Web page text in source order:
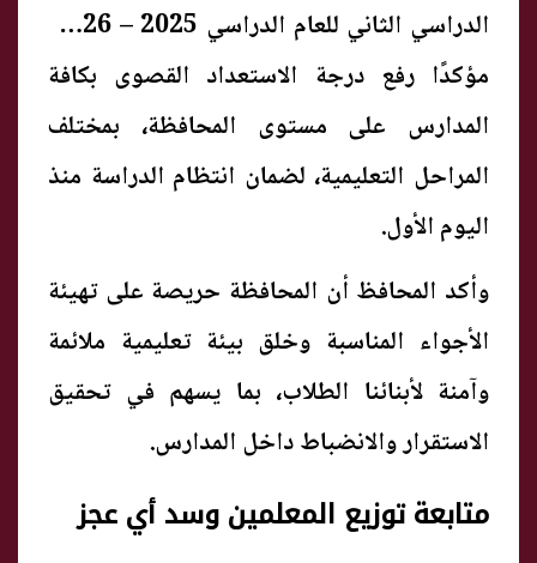
مؤكدًا رفع درجة الاستعداد القصوى بكافة
المدارس على مستوى المحافظة، بمختلف
المراحل التعليمية، لضمان انتظام الدراسة منذ
اليوم الأول.
وأكد المحافظ أن المحافظة حريصة على تهيئة
الأجواء المناسبة وخلق بيئة تعليمية ملائمة
وآمنة لأبنائنا الطلاب، بما يسهم في تحقيق
الاستقرار والانضباط داخل المدارس.
متابعة توزيع المعلمين وسد أي عجز